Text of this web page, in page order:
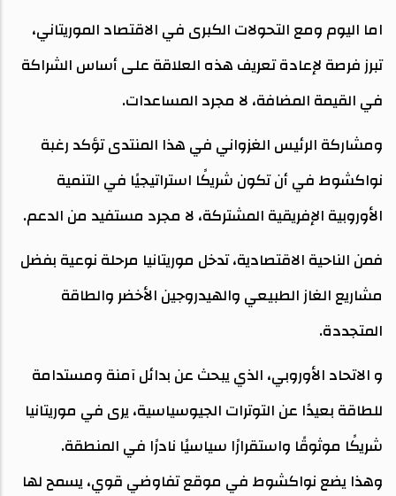
اما اليوم ومع التحولات الكبرى في الاقتصاد الموريتاني،
تبرز فرصة لإعادة تعريف هذه العلاقة على أساس الشراكة
في القيمة المضافة، لا مجرد المساعدات.
ومشاركة الرئيس الغزواني في هذا المنتدى تؤكد رغبة
نواكشوط في أن تكون شريكًا استراتيجيًا في التنمية
الأوروبية الإفريقية المشتركة، لا مجرد مستفيد من الدعم.
فمن الناحية الاقتصادية، تدخل موريتانيا مرحلة نوعية بفضل
مشاريع الغاز الطبيعي والهيدروجين الأخضر والطاقة
المتجددة.
و الاتحاد الأوروبي، الذي يبحث عن بدائل آمنة ومستدامة
للطاقة بعيدًا عن التوترات الجيوسياسية، يرى في موريتانيا
شريكًا موثوقًا واستقرارًا سياسيًا نادرًا في المنطقة.
وهذا يضع نواكشوط في موقع تفاوضي قوي، يسمح لها